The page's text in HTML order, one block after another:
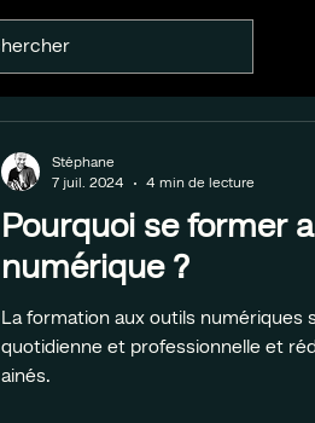
Pourquoi se former
numérique ?
La formation aux outils numériques
quotidienne et professionnelle et
ainés.
Stéphane
7 juil. 2024
4 min de lecture